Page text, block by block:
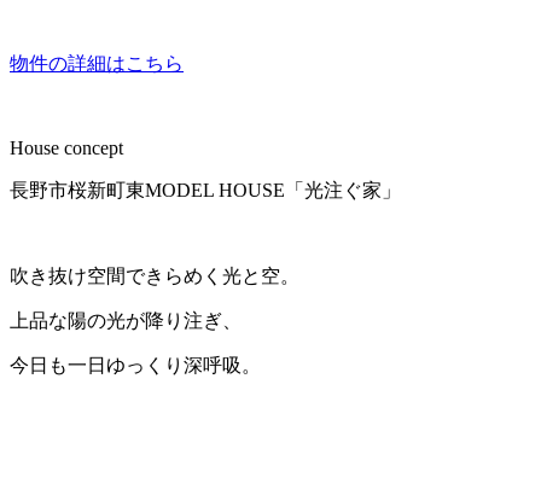
物件の詳細はこちら
House concept
長野市桜新町東MODEL HOUSE「光注ぐ家」
吹き抜け空間できらめく光と空。
上品な陽の光が降り注ぎ、
今日も一日ゆっくり深呼吸。